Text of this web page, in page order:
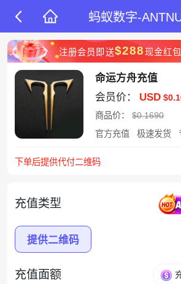
蚂蚁数字-
注册会员即送$288现金红
命运方舟充值
会员价：
USD
商品价：$0.1690
官方充值
极速发货
下单后提供代付二维码
充值类型
提供二维码
充值面额